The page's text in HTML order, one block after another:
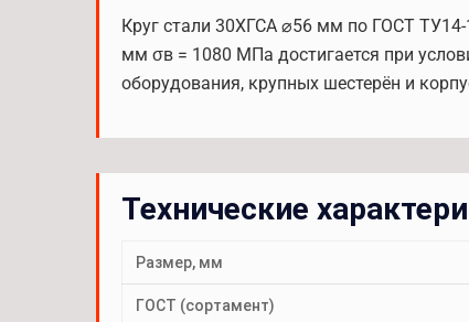
Круг стали 30ХГСА ⌀56 мм по ГОСТ
мм σв = 1080 МПа достигается при
оборудования, крупных шестерён и
Технические
Размер, мм
ГОСТ (сортамент)